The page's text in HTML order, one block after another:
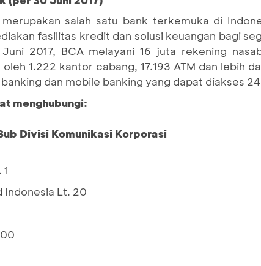
salah satu bank terkemuka di
fasilitas kredit dan solusi keuangan bagi
2017, BCA melayani 16 juta rekening
1.222 kantor cabang, 17.193 ATM dan lebih
dan mobile banking yang dapat diakses
menghubungi:
Divisi Komunikasi Korporasi
Indonesia Lt. 20